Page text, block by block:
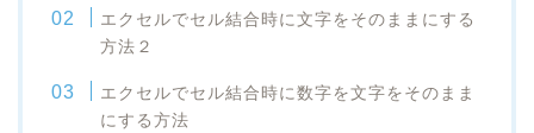
エクセルでセル結合時に文字をそのままにする
方法２
エクセルでセル結合時に数字を文字をそのまま
にする方法